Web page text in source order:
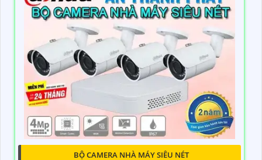
BỘ CAMERA NHÀ MÁY SIÊU NÉT